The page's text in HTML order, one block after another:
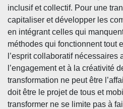
inclusif et collectif. Pour une
capitaliser et développer les
en intégrant celles qui
méthodes qui fonctionnent tout
l’esprit collaboratif nécessaires
l’engagement et à la créativité
transformation ne peut être
doit être le projet de tous et
transformer ne se limite pas à